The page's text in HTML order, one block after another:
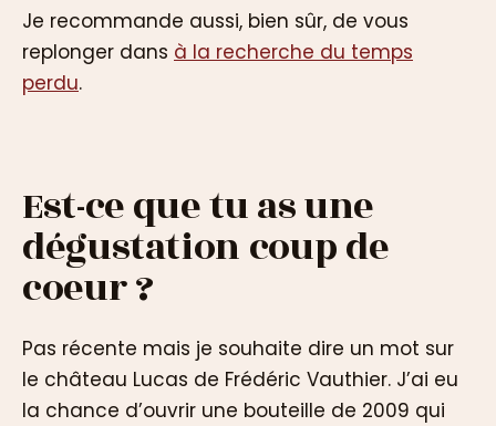
Je recommande aussi, bien sûr, de vous
replonger dans à la recherche du temps
perdu.
Est-ce que tu as une
dégustation coup de
coeur ?
Pas récente mais je souhaite dire un mot sur
le château Lucas de Frédéric Vauthier. J’ai eu
la chance d’ouvrir une bouteille de 2009 qui